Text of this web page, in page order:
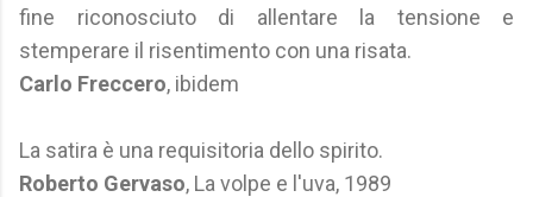
fine riconosciuto di allentare la tensione e
stemperare il risentimento con una risata.
Carlo Freccero, ibidem
La satira è una requisitoria dello spirito.
Roberto Gervaso, La volpe e l'uva, 1989